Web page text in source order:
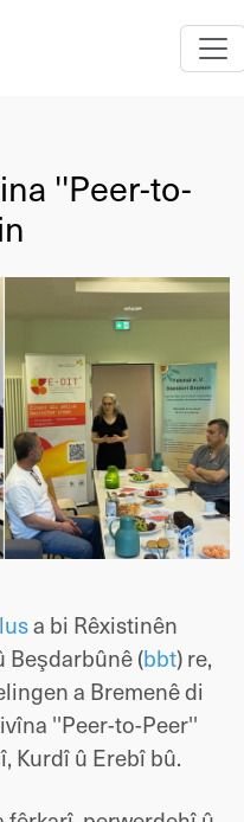
''Peer-to-
a bi Rêxistinên
Beşdarbûnê (bbt) re,
a Bremenê di
''Peer-to-Peer''
Kurdî û Erebî bû.